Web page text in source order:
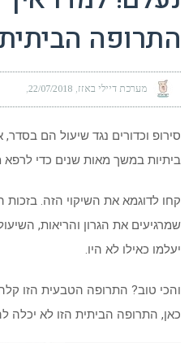
התרופה
מערכת דיילי באזז 22/07/2018
סירופ וכדורים נגד שיעול הם
ביתיות במשך מאות שנים כדי לרפא
קחו לדוגמא את השיקוי הזה.
שמרגיעים את הגרון והריאות,
יעלמו כאילו לא היו.
והכי טוב? התרופה הטבעית הזו
כאן, התרופה הביתית הזו לא יכלה